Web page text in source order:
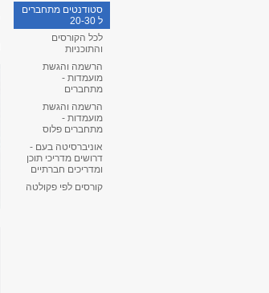
סטודנטים מתחברים
ל 20-30
לכל הקורסים
והתוכניות
הרשמה והגשת
מועמדות -
מתחברים
הרשמה והגשת
מועמדות -
מתחברים פלוס
אוניברסיטה בעם -
דרושים מדריכי תוכן
ומדריכים חברתיים
קורסים לפי פקולטה